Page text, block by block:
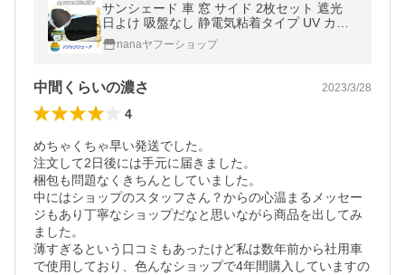
サンシェード 車 窓 サイド 2枚セット 遮光
日よけ 吸盤なし 静電気粘着タイプ UV カッ
ト 日焼け防止 車内温度
nanaヤフーショップ
中間くらいの濃さ 2023/3/28
4
めちゃくちゃ早い発送でした。
注文して2日後には手元に届きました。
梱包も問題なくきちんとしていました。
中にはショップのスタッフさん？からの心温まるメッセー
ジもあり丁寧なショップだなと思いながら商品を出してみ
ました。
薄すぎるという口コミもあったけど私は数年前から社用車
で使用しており、色んなショップで4年間購入していますの